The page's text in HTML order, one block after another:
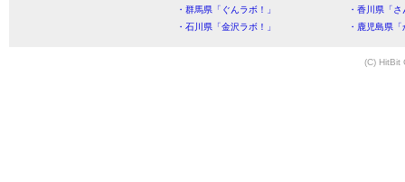
・群馬県「ぐんラボ！」
・香川県「
・石川県「金沢ラボ！」
・鹿児島県
(C) HitBit